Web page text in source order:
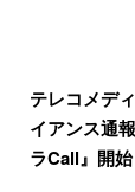
テレコメデ
イアンス通
ラCall』開始